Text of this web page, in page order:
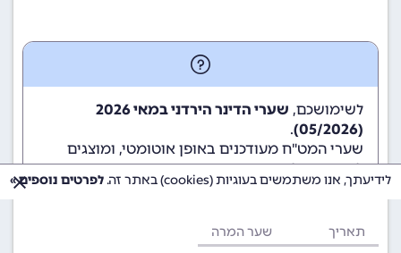
לשימושכם,
שערי הדינר הירדני במאי 2026
(05/2026)
.
שערי המט"ח מעודכנים באופן אוטומטי, ומוצגים
לשימוש גולשי ומשתמשי האתר.
תאריך שער המרה
לידיעתך, אנו משתמשים בעוגיות (cookies) באתר זה. לפרטים נוספים »